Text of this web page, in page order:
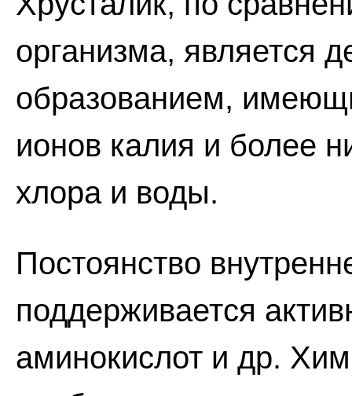
организма, является
образованием,
ионов калия и более
хлора и воды.
Постоянство
поддерживается
аминокислот и др.